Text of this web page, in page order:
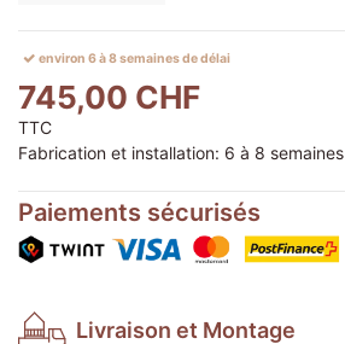
environ 6 à 8 semaines de délai
745,00 CHF
TTC
Fabrication et installation: 6 à 8 semaines
Paiements sécurisés
Livraison et Montage